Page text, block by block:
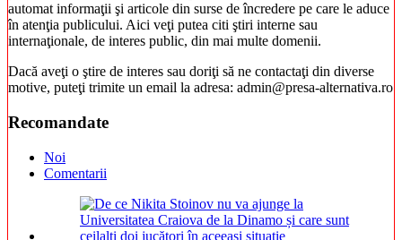
automat informaţii şi articole din surse de încredere pe care le aduce
în atenţia publicului. Aici veţi putea citi ştiri interne sau
internaţionale, de interes public, din mai multe domenii.
Dacă aveţi o ştire de interes sau doriţi să ne contactaţi din diverse
motive, puteţi trimite un email la adresa: admin@presa-alternativa.ro
Recomandate
Noi
Comentarii